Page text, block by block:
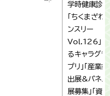
学時健康診断
「ちくまざわ
ンスリー
Vol.126」「
るキャラグラ
プリ」「産業祭
出展&パネル
展募集」「資料